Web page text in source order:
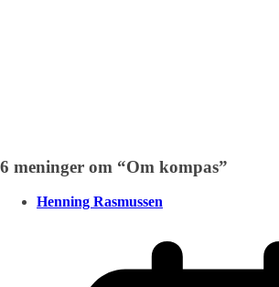
6 meninger om “Om kompas”
Henning Rasmussen